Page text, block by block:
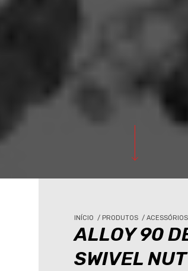
INÍCIO / PRODUTOS / ACESSÓRIOS
ALLOY 90
SWIVEL